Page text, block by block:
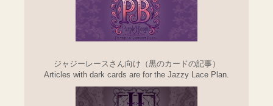
ジャジーレースさん向け（黒のカードの記事）
Articles with dark cards are for the Jazzy Lace Plan.